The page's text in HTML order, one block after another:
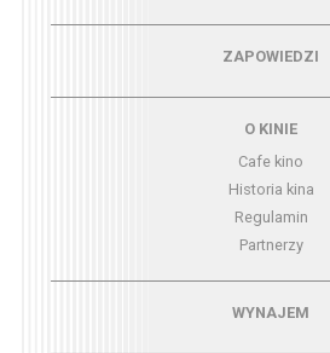
Menu - zapowiedziZAPOWIEDZI
O KINIE
Cafe kino
Historia kina
Regulamin
Partnerzy
Menu - wynajemWYNAJEM